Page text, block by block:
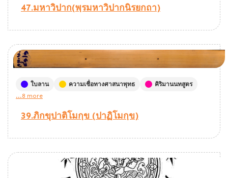
47.มหาวิปาก(พฺรมหาวิปากนิรยกถา)
ใบลาน ความเชื่อทางศาสนาพุทธ
คิริมานนทสูตร
...8 more
39.ภิกขุปาติโมกฺข (ปาฏิโมกฺข)